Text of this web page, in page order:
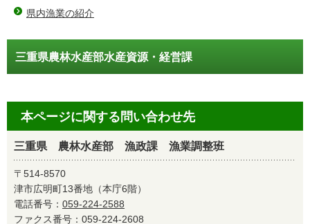
県内漁業の紹介
三重県農林水産部水産資源・経営課
本ページに関する問い合わせ先
三重県 農林水産部 漁政課 漁業調整班
〒514-8570
津市広明町13番地（本庁6階）
電話番号： 059-224-2588
ファクス番号：059-224-2608